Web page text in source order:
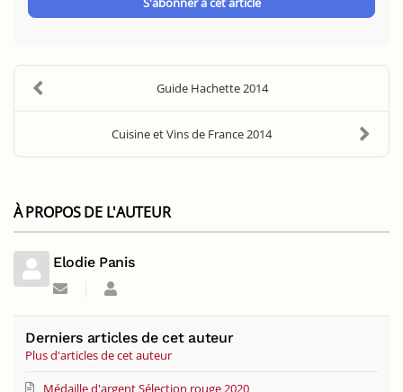
Guide Hachette 2014
Cuisine et Vins de France 2014
À PROPOS DE L'AUTEUR
Elodie Panis
Suivre
blogueur
Elodie
Derniers articles de cet auteur
Plus d'articles de cet auteur
Médaille d'argent Sélection rouge 2020